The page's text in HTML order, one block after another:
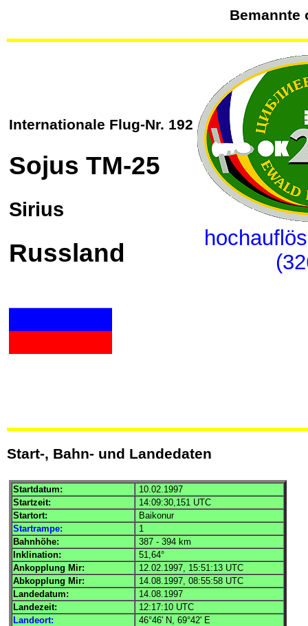
Bemannte
Internationale Flug-Nr. 192
Sojus TM-25
Sirius
Russland
Start-, Bahn- und Landedaten
Startdatum:
10.02.1997
Startzeit:
14:09:30,151 UTC
Startort:
Baikonur
Startrampe:
1
Bahnhöhe:
387 - 394 km
Inklination:
51,64°
Ankopplung Mir: 12.02.1997, 15:51:13 UTC
Abkopplung Mir: 14.08.1997, 08:55:58 UTC
Landedatum:
14.08.1997
Landezeit:
12:17:10 UTC
Landeort:
46°46' N, 69°42' E